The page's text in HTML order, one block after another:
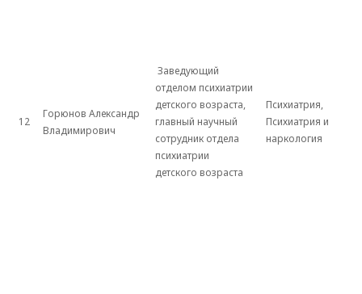
12
Горюнов Александр
Владимирович
Заведующий
отделом психиатрии
детского возраста,
главный научный
сотрудник отдела
психиатрии
детского возраста
Психиатрия,
Психиатрия и
наркология